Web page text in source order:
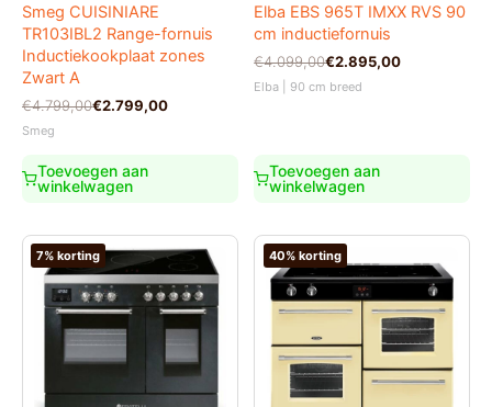
Smeg CUISINIARE
TR103IBL2 Range-fornuis
Inductiekookplaat zones
Zwart A
€4.799,00
Oorspronkelijke
prijs
was:
€2.799,00
Huidige
prijs
Smeg
Toevoegen aan
winkelwagen
Elba EBS 965T IMXX RVS 90
cm inductiefornuis
€4.099,00
Oorspronkelijke
prijs
was:
€2.895,00
Huidige
prijs
Elba | 90 cm breed
Toevoegen aan
winkelwagen
7% korting 40% korting